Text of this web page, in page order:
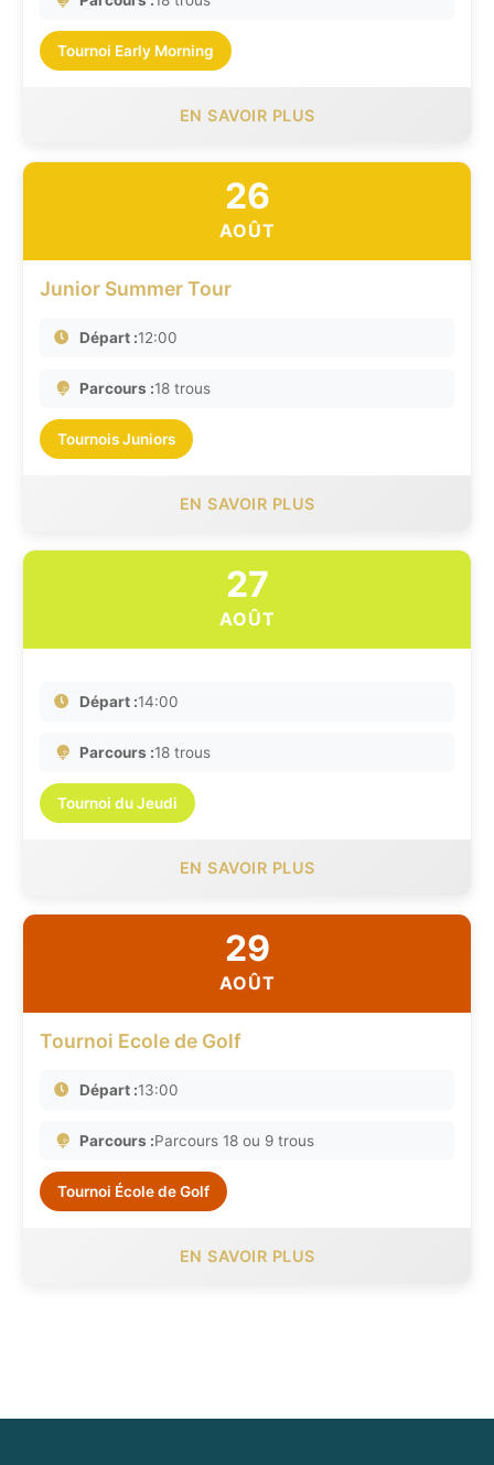
Tournoi Early Morning
EN SAVOIR PLUS
26
AOÛT
Junior Summer Tour
Départ :12:00
Parcours :18 trous
Tournois Juniors
EN SAVOIR PLUS
27
AOÛT
Départ :14:00
Parcours :18 trous
Tournoi du Jeudi
EN SAVOIR PLUS
29
AOÛT
Tournoi Ecole de Golf
Départ :13:00
Parcours :Parcours 18 ou 9 trous
Tournoi École de Golf
EN SAVOIR PLUS